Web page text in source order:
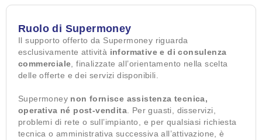
Ruolo di Supermoney
Il supporto offerto da Supermoney riguarda
esclusivamente attività informative e di consulenza
commerciale , finalizzate all’orientamento nella scelta
delle offerte e dei servizi disponibili.
Supermoney non fornisce assistenza tecnica,
operativa né post-vendita . Per guasti, disservizi,
problemi di rete o sull’impianto, e per qualsiasi richiesta
tecnica o amministrativa successiva all’attivazione, è